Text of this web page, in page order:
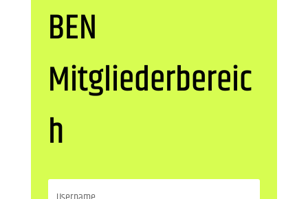
BEN
Mitgliederbereic
h